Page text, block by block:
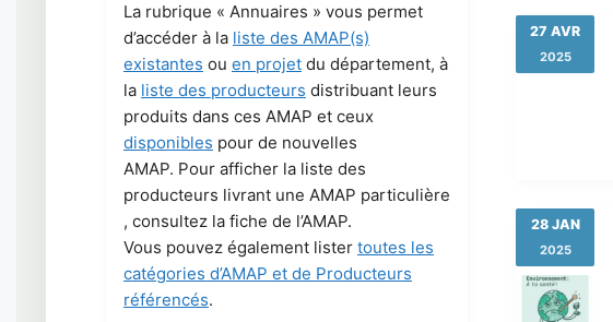
La rubrique « Annuaires » vous permet
d’accéder à la liste des AMAP(s)
existantes ou en projet du département, à
la liste des producteurs distribuant leurs
produits dans ces AMAP et ceux
disponibles pour de nouvelles
AMAP. Pour afficher la liste des
producteurs livrant une AMAP particulière
, consultez la fiche de l’AMAP.
Vous pouvez également lister toutes les
catégories d’AMAP et de Producteurs
référencés.
27 AVR
2025
28 JAN
2025